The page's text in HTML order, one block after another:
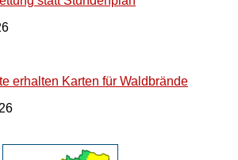
erhalten Karten für Waldbrände